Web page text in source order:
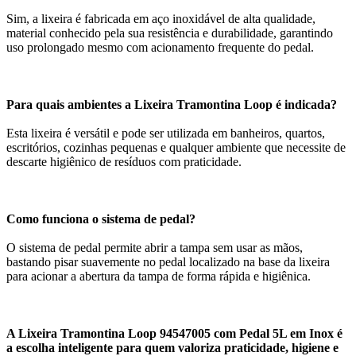
Sim, a lixeira é fabricada em aço inoxidável de alta qualidade,
material conhecido pela sua resistência e durabilidade, garantindo
uso prolongado mesmo com acionamento frequente do pedal.
Para quais ambientes a Lixeira Tramontina Loop é indicada?
Esta lixeira é versátil e pode ser utilizada em banheiros, quartos,
escritórios, cozinhas pequenas e qualquer ambiente que necessite de
descarte higiênico de resíduos com praticidade.
Como funciona o sistema de pedal?
O sistema de pedal permite abrir a tampa sem usar as mãos,
bastando pisar suavemente no pedal localizado na base da lixeira
para acionar a abertura da tampa de forma rápida e higiênica.
A Lixeira Tramontina Loop 94547005 com Pedal 5L em Inox é
a escolha inteligente para quem valoriza praticidade, higiene e